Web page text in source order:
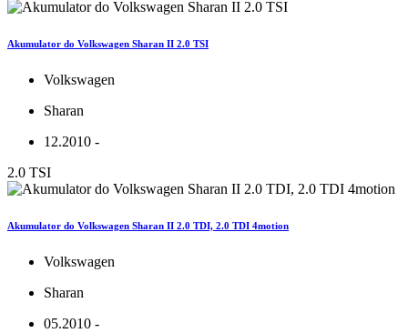
Akumulator do Volkswagen Sharan II 2.0 TSI
Volkswagen
Sharan
12.2010 -
2.0 TSI
Akumulator do Volkswagen Sharan II 2.0 TDI, 2.0 TDI 4motion
Volkswagen
Sharan
05.2010 -